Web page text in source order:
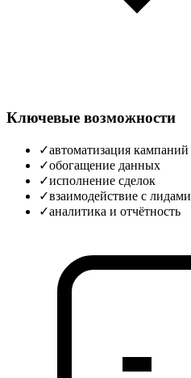
Ключевые возможности
✓автоматизация кампаний
✓обогащение данных
✓исполнение сделок
✓взаимодействие с лидами
✓аналитика и отчётность